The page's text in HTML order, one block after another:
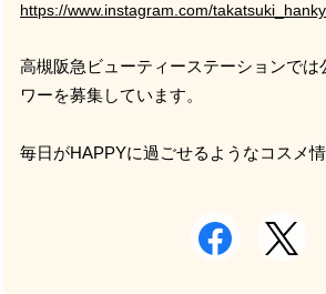
https://www.instagram.com/
高槻阪急ビューティーステーションでは
ワーを募集しています。
毎日がHAPPYに過ごせるようなコスメ